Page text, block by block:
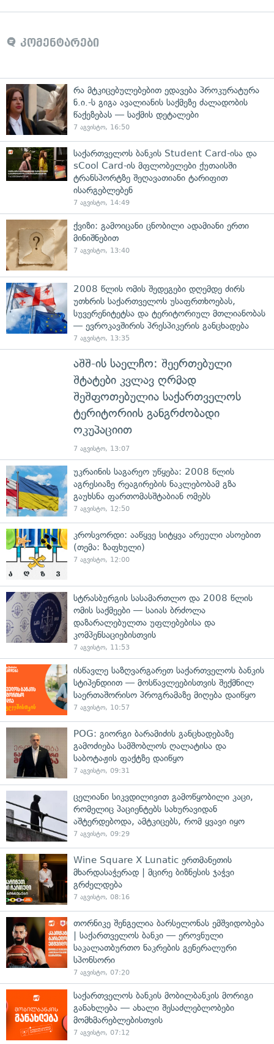
კომენტარები
რა მტკიცებულებებით ედავება პროკურატურა
ნ.ი.-ს გიგა ავალიანის საქმეზე ძალადობის
წაქეზებას — საქმის დეტალები
7 აგვისტო, 16:50
საქართველოს ბანკის Student Card-ისა და
sCool Card-ის მფლობელები ქუთაისში
ტრანსპორტზე შეღავათიანი ტარიფით
ისარგებლებენ
7 აგვისტო, 14:49
ქვიზი: გამოიცანი ცნობილი ადამიანი ერთი
მინიშნებით
7 აგვისტო, 13:40
2008 წლის ომის შედეგები დღემდე ძირს
უთხრის საქართველოს უსაფრთხოებას,
სუვერენიტეტსა და ტერიტორიულ მთლიანობას
— ევროკავშირის პრესპიკერის განცხადება
7 აგვისტო, 13:35
აშშ-ის საელჩო: შეერთებული
შტატები კვლავ ღრმად
შეშფოთებულია საქართველოს
ტერიტორიის განგრძობადი
ოკუპაციით
7 აგვისტო, 13:07
უკრაინის საგარეო უწყება: 2008 წლის
აგრესიაზე რეაგირების ნაკლებობამ გზა
გაუხსნა ფართომასშტაბიან ომებს
7 აგვისტო, 12:50
კროსვორდი: ააწყვე სიტყვა არეული ასოებით
(თემა: ზაფხული)
7 აგვისტო, 12:00
სტრასბურგის სასამართლო და 2008 წლის
ომის საქმეები — საიას ბრძოლა
დაზარალებულთა უფლებებისა და
კომპენსაციებისთვის
7 აგვისტო, 11:53
ისწავლე საზღვარგარეთ საქართველოს ბანკის
სტიპენდიით — მოსწავლეებისთვის შექმნილ
საერთაშორისო პროგრამაზე მიღება დაიწყო
7 აგვისტო, 10:57
POG: გიორგი ბარამიძის განცხადებაზე
გამოძიება სამშობლოს ღალატისა და
საბოტაჟის ფაქტზე დაიწყო
7 აგვისტო, 09:31
ცელიანი სიკვდილივით გამოწყობილი კაცი,
რომელიც პაციენტებს სახურავიდან
აშტერდებოდა, ამტკიცებს, რომ ყვავი იყო
7 აგვისტო, 09:29
Wine Square X Lunatic ერთმანეთის
მხარდასაჭერად | მცირე ბიზნესის ჯაჭვი
გრძელდება
7 აგვისტო, 08:16
თორნიკე შენგელია ბარსელონას ემშვიდობება
| საქართველოს ბანკი — ეროვნული
საკალათბურთო ნაკრების გენერალური
სპონსორი
7 აგვისტო, 07:20
საქართველოს ბანკის მობილბანკის მორიგი
განახლება — ახალი შესაძლებლობები
მომხმარებლებისთვის
7 აგვისტო, 07:12